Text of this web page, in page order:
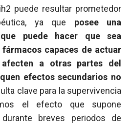
puede resultar prometedor
ya que posee una
puede hacer que sea
capaces de actuar
a otras partes del
efectos secundarios no
clave para la supervivencia
el efecto que supone
breves periodos de